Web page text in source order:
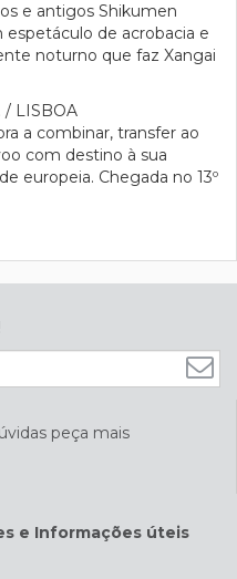
e antigos Shikumen
espetáculo de acrobacia e
noturno que faz Xangai
LISBOA
a combinar, transfer ao
com destino à sua
europeia. Chegada no 13º
peça mais
e Informações úteis